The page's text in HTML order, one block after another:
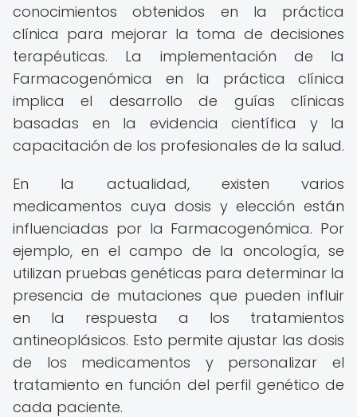
conocimientos obtenidos en la práctica
clínica para mejorar la toma de decisiones
terapéuticas. La implementación de la
Farmacogenómica en la práctica clínica
implica el desarrollo de guías clínicas
basadas en la evidencia científica y la
capacitación de los profesionales de la salud.
En la actualidad, existen varios
medicamentos cuya dosis y elección están
influenciadas por la Farmacogenómica. Por
ejemplo, en el campo de la oncología, se
utilizan pruebas genéticas para determinar la
presencia de mutaciones que pueden influir
en la respuesta a los tratamientos
antineoplásicos. Esto permite ajustar las dosis
de los medicamentos y personalizar el
tratamiento en función del perfil genético de
cada paciente.